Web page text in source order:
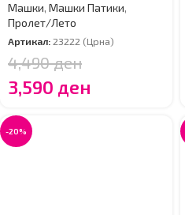
Машки, Машки Патики,
Пролет/Лето
Артикал:23222 (Црна)
4,490ден
3,590 ден
-20%